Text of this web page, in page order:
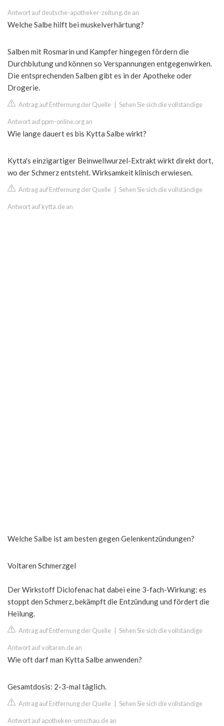
Antwort auf deutsche-apotheker-zeitung.de an
Welche Salbe hilft bei muskelverhärtung?
Salben mit Rosmarin und Kampfer hingegen fördern die
Durchblutung und können so Verspannungen entgegenwirken.
Die entsprechenden Salben gibt es in der Apotheke oder
Drogerie.
Antrag auf Entfernung der Quelle Sehen Sie sich die vollständige
Antwort auf ppm-online.org an
Wie lange dauert es bis Kytta Salbe wirkt?
Kytta's einzigartiger Beinwellwurzel-Extrakt wirkt direkt dort,
wo der Schmerz entsteht. Wirksamkeit klinisch erwiesen.
Antrag auf Entfernung der Quelle Sehen Sie sich die vollständige
Antwort auf kytta.de an
Welche Salbe ist am besten gegen Gelenkentzündungen?
Voltaren Schmerzgel
Der Wirkstoff Diclofenac hat dabei eine 3-fach-Wirkung: es
stoppt den Schmerz, bekämpft die Entzündung und fördert die
Heilung.
Antrag auf Entfernung der Quelle Sehen Sie sich die vollständige
Antwort auf voltaren.de an
Wie oft darf man Kytta Salbe anwenden?
Gesamtdosis: 2-3-mal täglich.
Antrag auf Entfernung der Quelle Sehen Sie sich die vollständige
Antwort auf apotheken-umschau.de an